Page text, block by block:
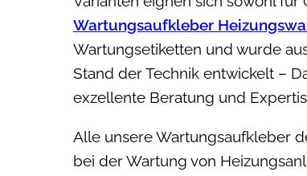
Wartungsaufkleber
Wartungsetiketten und wurde
Stand der Technik entwickelt –
exzellente Beratung und
Alle unsere Wartungsaufkleber
bei der Wartung von